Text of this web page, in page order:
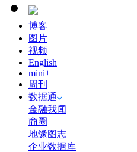
博客
图片
视频
English
mini+
周刊
数据通
金融我闻
商圈
地缘图志
企业数据库